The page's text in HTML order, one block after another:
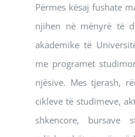
Përmes kësaj fushate
njihen në mënyrë të
akademike të
me programet
njësive. Mes tjerash,
cikleve të studimeve,
shkencore, bursave